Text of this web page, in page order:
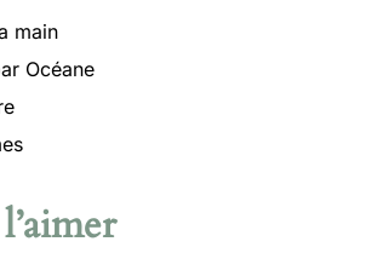
main
Océane